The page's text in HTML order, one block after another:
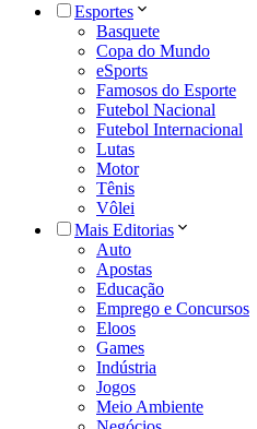
Esportes
Basquete
Copa do Mundo
eSports
Famosos do Esporte
Futebol Nacional
Futebol Internacional
Lutas
Motor
Tênis
Vôlei
Mais Editorias
Auto
Apostas
Educação
Emprego e Concursos
Eloos
Games
Indústria
Jogos
Meio Ambiente